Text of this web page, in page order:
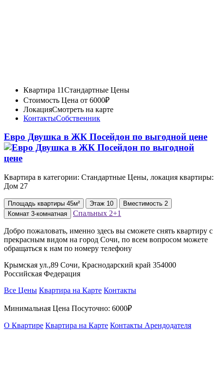
Квартира 11Стандартные Цены
Стоимость Цена от 6000₽
ЛокацияСмотреть на карте
КонтактыСобственник
Евро Двушка в ЖК Посейдон по выгодной цене
Квартира в категории: Стандартные Цены, локация квартиры:
Дом 27
Площадь квартиры 45м² Этаж 10 Вместимость 2
Комнат 3-комнатная Спальных 2+1
Добро пожаловать, именно здесь вы сможете снять квартиру с
прекрасным видом на город Сочи, по всем вопросом можете
обращаться к нам по номеру телефону
Крымская ул.,89 Сочи, Краснодарский край 354000
Российская Федерация
Все Цены Квартира на Карте Контакты
Минимальная Цена Посуточно: 6000₽
О Квартире Квартира на Карте Контакты Арендодателя